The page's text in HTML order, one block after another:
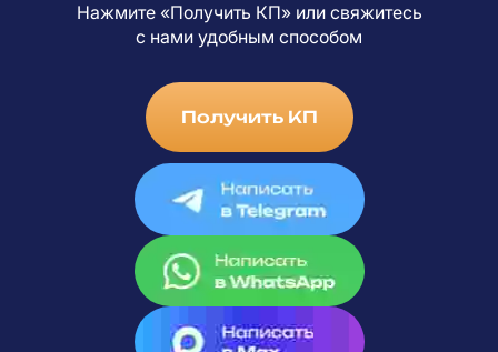
Нажмите «Получить КП» или свяжитесь
с нами удобным способом
Получить КП